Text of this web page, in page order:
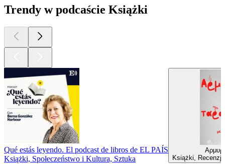
Trendy w podcaście Książki
Qué estás leyendo. El podcast de libros de EL PAÍS
Książki, Społeczeństwo i Kultura, Sztuka
Książki,